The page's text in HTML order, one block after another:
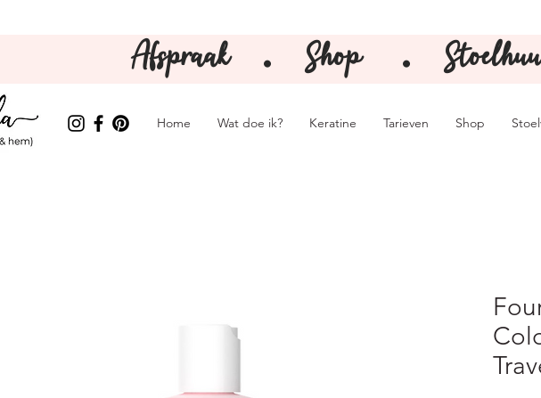
Afspraak ⚫️ Shop ⚫️
Home Wat doe ik? Keratine Tarieven Shop